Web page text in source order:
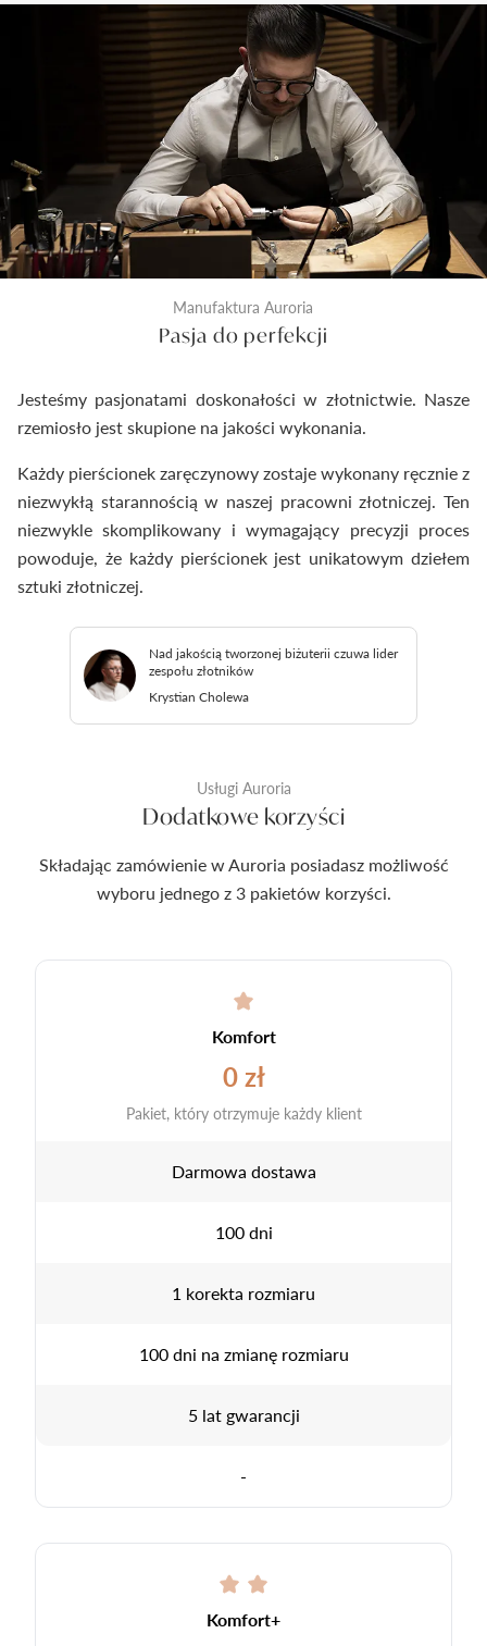
kontrola odlewu i diamentu przed rozpoczęciem
prac złotniczych. Drugi wykonywany jest na etapie
produkcji po wykonaniu biżuterii. Ostateczna
kontrola następuje tuż przed zamknięciem
pierścionka do pudełeczka. Dzięki temu
dostarczymy Ci wyroby jubilerskie najwyższej klasy.
Manufaktura Auroria
Pasja do perfekcji
Jesteśmy pasjonatami doskonałości w złotnictwie. Nasze
rzemiosło jest skupione na jakości wykonania.
Każdy pierścionek zaręczynowy zostaje wykonany ręcznie z
niezwykłą starannością w naszej pracowni złotniczej. Ten
niezwykle skomplikowany i wymagający precyzji proces
powoduje, że każdy pierścionek jest unikatowym dziełem
sztuki złotniczej.
Nad jakością tworzonej biżuterii czuwa lider
zespołu złotników
Krystian Cholewa
Usługi Auroria
Dodatkowe korzyści
Składając zamówienie w Auroria posiadasz możliwość
wyboru jednego z 3 pakietów korzyści.
Komfort
0 zł
Pakiet, który otrzymuje każdy klient
Darmowa dostawa
100 dni
1 korekta rozmiaru
100 dni na zmianę rozmiaru
5 lat gwarancji
-
Komfort+